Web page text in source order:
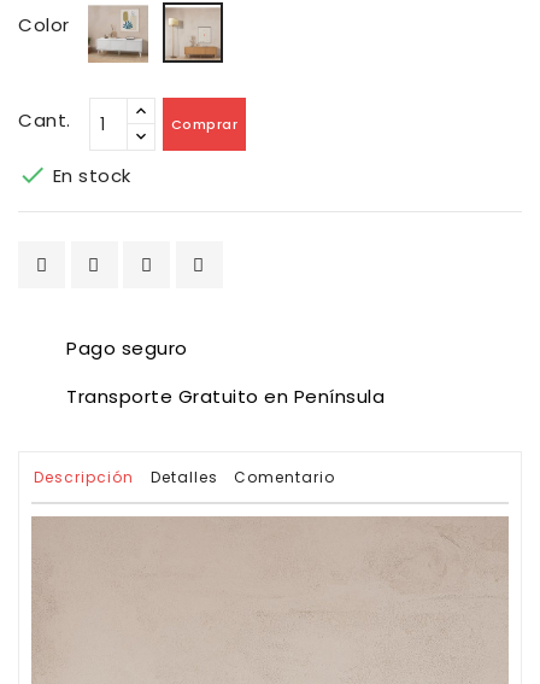
Color Blanco Roble
Cant. Comprar
 En stock
Pago seguro
Transporte Gratuito en Península
Descripción Detalles Comentario